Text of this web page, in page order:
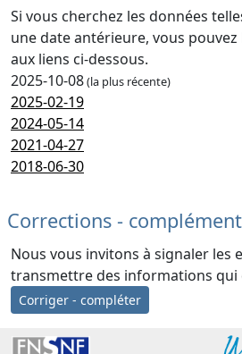
Si vous cherchez les données
une date antérieure, vous
aux liens ci-dessous.
2025-10-08(la plus récente)
2025-02-19
2024-05-14
2021-04-27
2018-06-30
Corrections -
Nous vous invitons à signaler les
transmettre des informations qui
Corriger - compléter